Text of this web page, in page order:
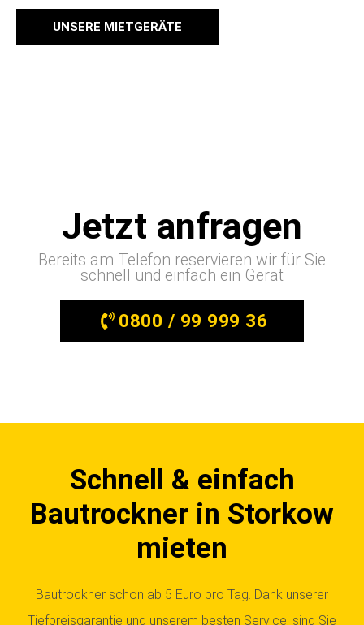
UNSERE MIETGERÄTE
Jetzt anfragen
Bereits am Telefon reservieren wir für Sie
schnell und einfach ein Gerät
0800 / 99 999 36
Schnell & einfach
Bautrockner in Storkow
mieten
Bautrockner schon ab 5 Euro pro Tag. Dank unserer
Tiefpreisgarantie und unserem besten Service, sind Sie